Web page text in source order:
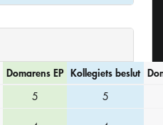
Domarens EP Kollegiets beslut
5
5